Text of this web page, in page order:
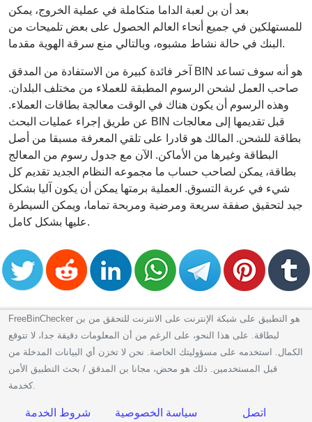
بعد أن بن لعبة الداما متكاملة في عملية الخروج، يمكن
للمستهلكين في جميع أنحاء العالم الحصول على بعض تلميحات من
البنك في حالة نشاط مشبوه، وبالتالي منع سرقة الهوية مقدما.
آخر فائدة كبيرة من الاستفادة من المدقق BIN هو أنه سوف تساعد
صاحب العمل لشحن الرسوم المطبقة للعملاء من مختلف البلدان.
وهذه الرسوم أن يكون هناك في الوقت معالجة بطاقات العملاء.
عن طريق إجراء عمليات البحث BIN قبل تقديمها إلى معالجات
بطاقة للشحن. المالك هو قادرا على تلقي المعرفة مسبقا من أصل
البطاقة وغيرها من الأماكن. الآن مع جدول رسوم من المعالج
بطاقة، يمكن لصاحب حساب ما مجموعه النظام الجديد تقديم كل
شيء في عربة التسوق. العملية برمتها يمكن أن يكون آليا بشكل
جيد لتحقيق صفقة سريعة ومرضية ومربحة تماما، ويمكن السيطرة
عليها بشكل كامل.
FreeBinChecker هو التطبيق على شبكة الإنترنت على الانترنت للتحقق من بن
لبطاقة. على هذا النحو، على الرغم من أن المعلومات دقيقة جدا، لا تتوقع
الكمال. استخدمه على مسؤوليتك الخاصة. نحن لا تخزن أي البيانات المدخلة من
قبل المستخدمين. ذلك هو محض، مجانا بن المدقق / بحث التطبيق الأمن
شروط الخدمة سياسة الخصوصية اتصل